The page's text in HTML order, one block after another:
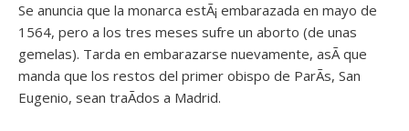
Se anuncia que la monarca estÃ¡ embarazada en mayo de
1564, pero a los tres meses sufre un aborto (de unas
gemelas). Tarda en embarazarse nuevamente, asÃ­ que
manda que los restos del primer obispo de ParÃ­s, San
Eugenio, sean traÃ­dos a Madrid.